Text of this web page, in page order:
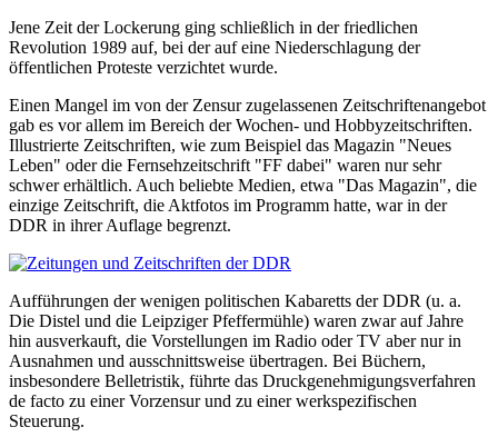
Jene Zeit der Lockerung ging schließlich in der friedlichen
Revolution 1989 auf, bei der auf eine Niederschlagung der
öffentlichen Proteste verzichtet wurde.
Einen Mangel im von der Zensur zugelassenen Zeitschriftenangebot
gab es vor allem im Bereich der Wochen- und Hobbyzeitschriften.
Illustrierte Zeitschriften, wie zum Beispiel das Magazin "Neues
Leben" oder die Fernsehzeitschrift "FF dabei" waren nur sehr
schwer erhältlich. Auch beliebte Medien, etwa "Das Magazin", die
einzige Zeitschrift, die Aktfotos im Programm hatte, war in der
DDR in ihrer Auflage begrenzt.
Aufführungen der wenigen politischen Kabaretts der DDR (u. a.
Die Distel und die Leipziger Pfeffermühle) waren zwar auf Jahre
hin ausverkauft, die Vorstellungen im Radio oder TV aber nur in
Ausnahmen und ausschnittsweise übertragen. Bei Büchern,
insbesondere Belletristik, führte das Druckgenehmigungsverfahren
de facto zu einer Vorzensur und zu einer werkspezifischen
Steuerung.